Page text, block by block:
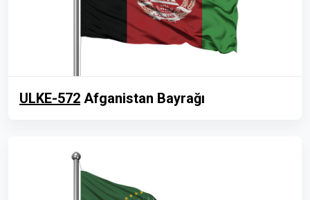
ULKE-572 Afganistan Bayrağı